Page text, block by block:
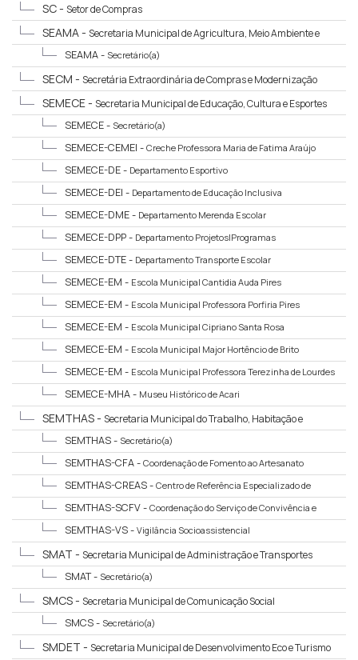
SC - Setor de Compras
SEAMA - Secretaria Municipal de Agricultura, Meio Ambiente e
AbastecimentoSEAMA - Secretário(a)
SECM - Secretária Extraordinária de Compras e Modernização
SEMECE - Secretaria Municipal de Educação, Cultura e Esportes
SEMECE - Secretário(a)
SEMECE-CEMEI - Creche Professora Maria de Fatima Araújo
SEMECE-DE - Departamento Esportivo
SEMECE-DEI - Departamento de Educação Inclusiva
SEMECE-DME - Departamento Merenda Escolar
SEMECE-DPP - Departamento Projetos|Programas
SEMECE-DTE - Departamento Transporte Escolar
SEMECE-EM - Escola Municipal Cantidia Auda Pires
SEMECE-EM - Escola Municipal Professora Porfiria Pires
SEMECE-EM - Escola Municipal Cipriano Santa Rosa
SEMECE-EM - Escola Municipal Major Hortêncio de Brito
SEMECE-EM - Escola Municipal Professora Terezinha de Lourdes
Galvão
SEMECE-MHA - Museu Histórico de Acari
SEMTHAS - Secretaria Municipal do Trabalho, Habitação e
Assistência Social
SEMTHAS - Secretário(a)
SEMTHAS-CFA - Coordenação de Fomento ao Artesanato
SEMTHAS-CREAS - Centro de Referência Especializado de
Assistência SocialSEMTHAS-SCFV - Coordenação do Serviço de Convivência e
Fortalecimento de Vínculos
SEMTHAS-VS - Vigilância Socioassistencial
SMAT - Secretaria Municipal de Administração e Transportes
SMAT - Secretário(a)
SMCS - Secretaria Municipal de Comunicação Social
SMCS - Secretário(a)
SMDET - Secretaria Municipal de Desenvolvimento Eco e Turismo